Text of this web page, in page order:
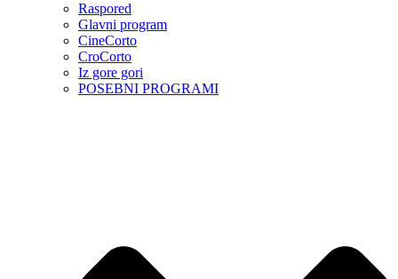
Raspored
Glavni program
CineCorto
CroCorto
Iz gore gori
POSEBNI PROGRAMI